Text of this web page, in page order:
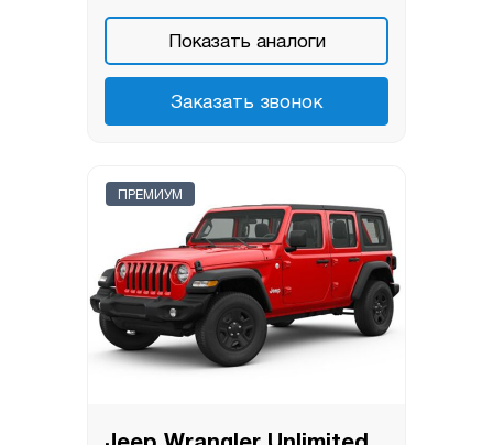
Показать аналоги
Заказать звонок
ПРЕМИУМ